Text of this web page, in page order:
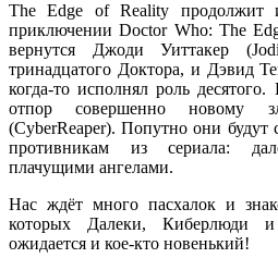
The Edge of Reality продолжит
приключении Doctor Who: The
вернутся Джоди Уиттакер
тринадцатого Доктора, и Дэвид
когда-то исполнял роль
отпор совершенно новому
(CyberReaper). Попутно они будут
противникам из сериала:
плачущими ангелами.
Нас ждёт много пасхалок и
которых Далеки, Киберлюди
ожидается и кое-кто новенький!